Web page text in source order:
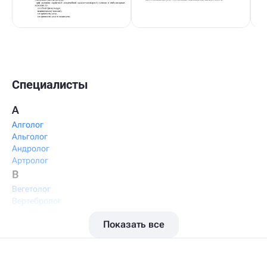
Специалисты
А
Алголог
Альголог
Андролог
Артролог
В
Вегетолог
Вертебролог
Висцеральный массажист
Показать все